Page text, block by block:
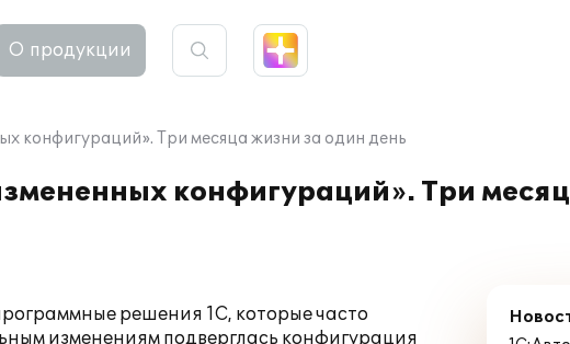
О продукции
конфигураций». Три месяца жизни за один день
конфигураций». Три
решения 1С, которые часто
изменениям подверглась конфигурация